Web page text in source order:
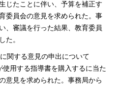
じたことに伴い、予算を補正す
委員会の意見を求められた。事
、審議を行った結果、教育委員
た。
関する意見の申出について
用する指導書を購入するに当た
意見を求められた。事務局から